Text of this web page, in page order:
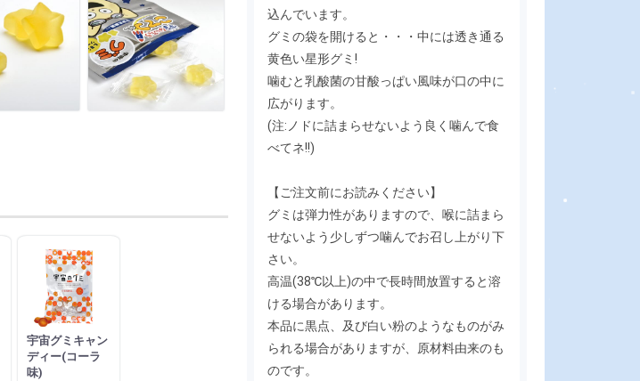
宇宙グミキャン
ディー(コーラ
味)
込んでいます。
グミの袋を開けると・・・中には透き通る
黄色い星形グミ!
噛むと乳酸菌の甘酸っぱい風味が口の中に
広がります。
(注:ノドに詰まらせないよう良く噛んで食
べてネ!!)
【ご注文前にお読みください】
グミは弾力性がありますので、喉に詰まら
せないよう少しずつ噛んでお召し上がり下
さい。
高温(38℃以上)の中で長時間放置すると溶
ける場合があります。
本品に黒点、及び白い粉のようなものがみ
られる場合がありますが、原材料由来のも
のです。